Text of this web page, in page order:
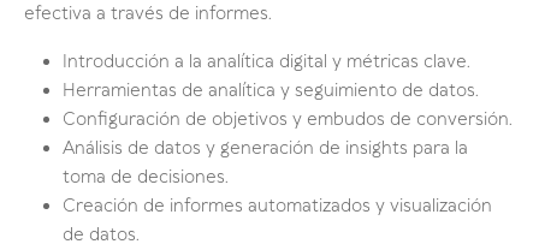
efectiva a través de informes.
Introducción a la analítica digital y métricas clave.
Herramientas de analítica y seguimiento de datos.
Configuración de objetivos y embudos de conversión.
Análisis de datos y generación de insights para la
toma de decisiones.
Creación de informes automatizados y visualización
de datos.